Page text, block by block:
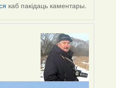
каб пакідаць каментары.